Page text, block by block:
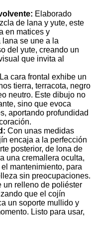
Elaborado
de lana y yute, este
en matices y
se une a la
del yute, creando un
que invita al
La cara frontal exhibe un
tierra, terracota, negro
neutro. Este dibujo no
sino que evoca
aportando profundidad
Con unas medidas
encaja a la perfección
posterior, de lona de
una cremallera oculta,
mantenimiento, para
sin preocupaciones.
un relleno de poliéster
que el cojín
un soporte mullido y
Listo para usar,